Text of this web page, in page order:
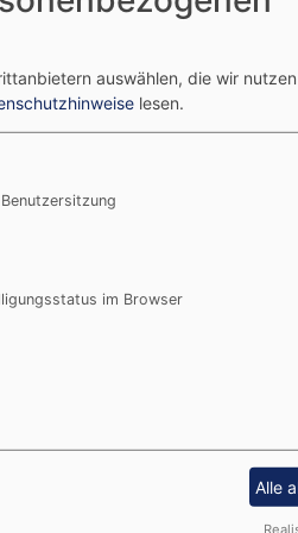
und das der nächsten
sollten nicht zu weit
Sie gerne dabei. Ebenso
Ihrer Wahl
für die Verstorbenen. Ende
Kirchenjahr.
auswählen, die wir
lesen.
im Browser
Alle